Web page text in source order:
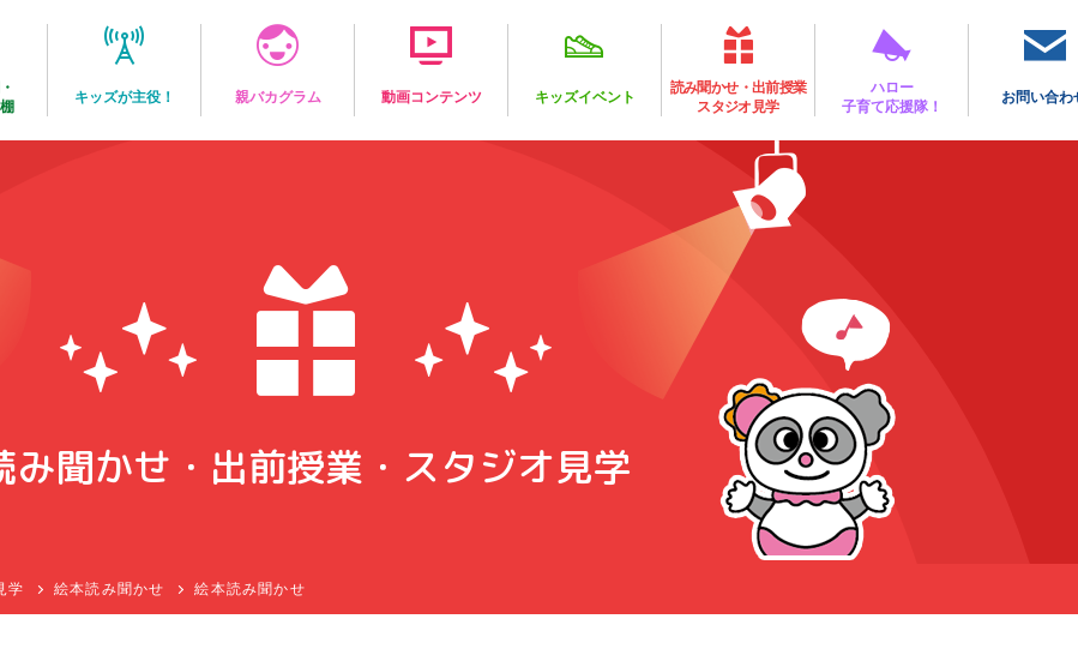
キッズが主役！ 親バカグラム 動画コンテンツ キッズイベント
読み聞かせ・出前授業
スタジオ見学
ハロー
子育て応援隊！
お問い合わ
み聞かせ・出前授業・スタジオ見学
学 絵本読み聞かせ 絵本読み聞かせ